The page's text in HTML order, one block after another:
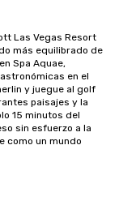
Las Vegas Resort
más equilibrado de
Spa Aquae,
en el
y juegue al golf
paisajes y la
15 minutos del
sin esfuerzo a la
como un mundo